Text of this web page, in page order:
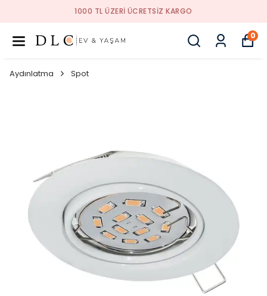
1000 TL ÜZERI ÜCRETSIZ KARGO
0
Aydınlatma Spot